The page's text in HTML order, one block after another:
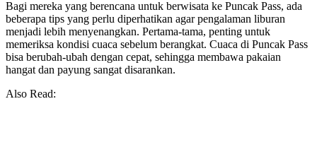
Bagi mereka yang berencana untuk berwisata ke Puncak Pass, ada
beberapa tips yang perlu diperhatikan agar pengalaman liburan
menjadi lebih menyenangkan. Pertama-tama, penting untuk
memeriksa kondisi cuaca sebelum berangkat. Cuaca di Puncak Pass
bisa berubah-ubah dengan cepat, sehingga membawa pakaian
hangat dan payung sangat disarankan.
Also Read: